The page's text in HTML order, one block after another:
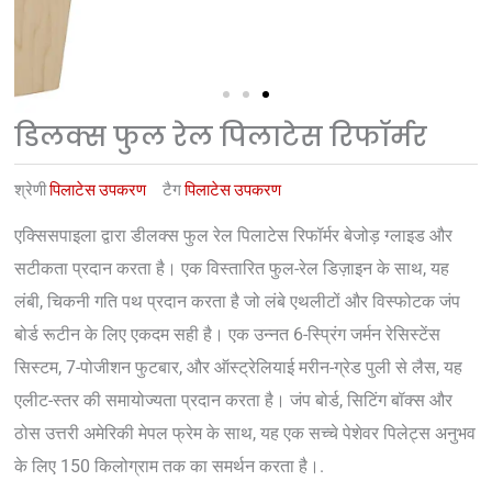
डिलक्स फुल रेल पिलाटेस रिफॉर्मर
श्रेणीपिलाटेस उपकरण टैगपिलाटेस उपकरण
एक्सिसपाइला द्वारा डीलक्स फुल रेल पिलाटेस रिफॉर्मर बेजोड़ ग्लाइड और
सटीकता प्रदान करता है। एक विस्तारित फुल-रेल डिज़ाइन के साथ, यह
लंबी, चिकनी गति पथ प्रदान करता है जो लंबे एथलीटों और विस्फोटक जंप
बोर्ड रूटीन के लिए एकदम सही है। एक उन्नत 6-स्प्रिंग जर्मन रेसिस्टेंस
सिस्टम, 7-पोजीशन फुटबार, और ऑस्ट्रेलियाई मरीन-ग्रेड पुली से लैस, यह
एलीट-स्तर की समायोज्यता प्रदान करता है। जंप बोर्ड, सिटिंग बॉक्स और
ठोस उत्तरी अमेरिकी मेपल फ्रेम के साथ, यह एक सच्चे पेशेवर पिलेट्स अनुभव
के लिए 150 किलोग्राम तक का समर्थन करता है।.